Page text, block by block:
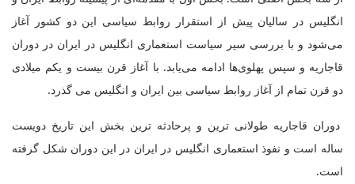
انگلیس در سالیان پیش از استقرار روابط سیاسی این دو کشور آغاز
می‌شود و با بررسی سیر سیاست استعماری انگلیس در ایران در دوران
قاجاریه و سپس پهلوی‌ها ادامه می‌یابد. با آغاز قرن بیست و یکم میلادی
دو قرن تمام از آغاز روابط سیاسی بین ایران و انگلیس می گذرد.
دوران قاجاریه طولانی ترین و پرحادثه ترین بخش این تاریخ دویست
ساله است و نفوذ استعماری انگلیس در ایران در این دوران شکل گرفته
است.